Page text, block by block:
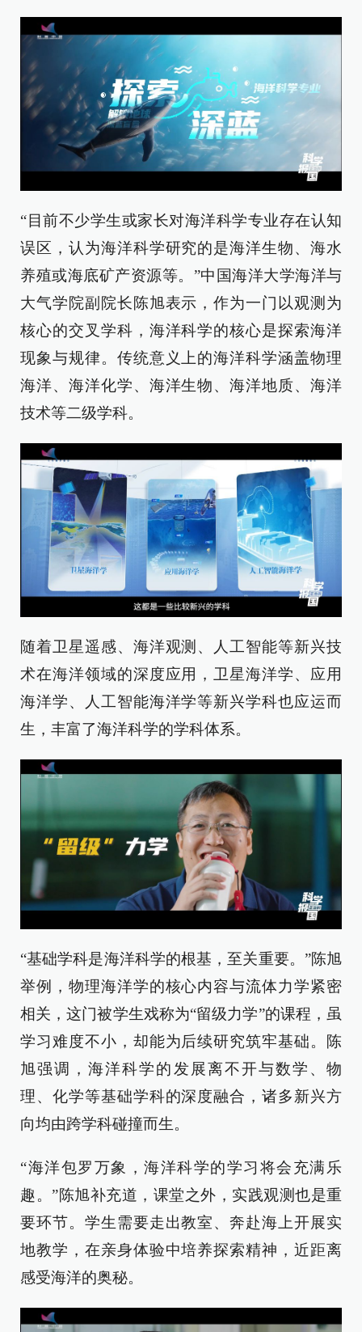
“目前不少学生或家长对海洋科学专业存在认知
误区，认为海洋科学研究的是海洋生物、海水
养殖或海底矿产资源等。”中国海洋大学海洋与
大气学院副院长陈旭表示，作为一门以观测为
核心的交叉学科，海洋科学的核心是探索海洋
现象与规律。传统意义上的海洋科学涵盖物理
海洋、海洋化学、海洋生物、海洋地质、海洋
技术等二级学科。
随着卫星遥感、海洋观测、人工智能等新兴技
术在海洋领域的深度应用，卫星海洋学、应用
海洋学、人工智能海洋学等新兴学科也应运而
生，丰富了海洋科学的学科体系。
“基础学科是海洋科学的根基，至关重要。”陈旭
举例，物理海洋学的核心内容与流体力学紧密
相关，这门被学生戏称为“留级力学”的课程，虽
学习难度不小，却能为后续研究筑牢基础。陈
旭强调，海洋科学的发展离不开与数学、物
理、化学等基础学科的深度融合，诸多新兴方
向均由跨学科碰撞而生。
“海洋包罗万象，海洋科学的学习将会充满乐
趣。”陈旭补充道，课堂之外，实践观测也是重
要环节。学生需要走出教室、奔赴海上开展实
地教学，在亲身体验中培养探索精神，近距离
感受海洋的奥秘。